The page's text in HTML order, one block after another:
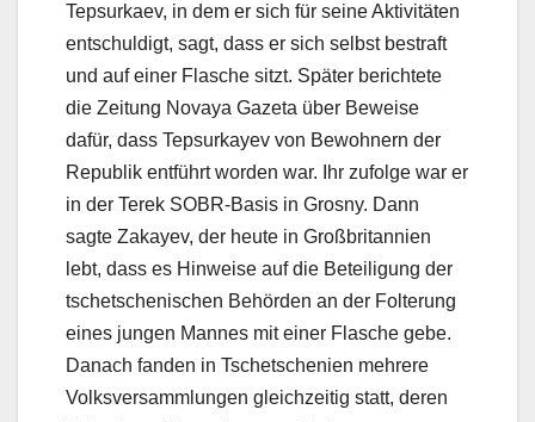
Tepsurkaev, in dem er sich für seine Aktivitäten
entschuldigt, sagt, dass er sich selbst bestraft
und auf einer Flasche sitzt. Später berichtete
die Zeitung Novaya Gazeta über Beweise
dafür, dass Tepsurkayev von Bewohnern der
Republik entführt worden war. Ihr zufolge war er
in der Terek SOBR-Basis in Grosny. Dann
sagte Zakayev, der heute in Großbritannien
lebt, dass es Hinweise auf die Beteiligung der
tschetschenischen Behörden an der Folterung
eines jungen Mannes mit einer Flasche gebe.
Danach fanden in Tschetschenien mehrere
Volksversammlungen gleichzeitig statt, deren